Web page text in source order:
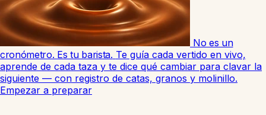
No es un
cronómetro. Es tu barista. Te guía cada vertido en vivo,
aprende de cada taza y te dice qué cambiar para clavar la
siguiente — con registro de catas, granos y molinillo.
Empezar a preparar